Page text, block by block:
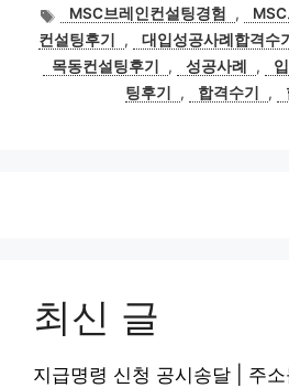
태
그
MSC브레인컨설팅경험 ,
컨설팅후기
, 대입성공사례합격수기
목동컨설팅후기
, 성공사례 ,
팅후기
, 합격수기 ,
최신 글
지급명령 신청 공시송달 | 주